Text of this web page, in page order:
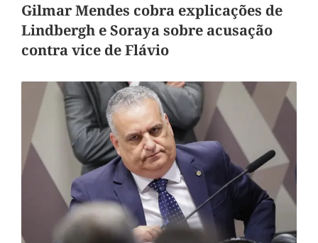
Gilmar Mendes cobra explicações de
Lindbergh e Soraya sobre acusação
contra vice de Flávio